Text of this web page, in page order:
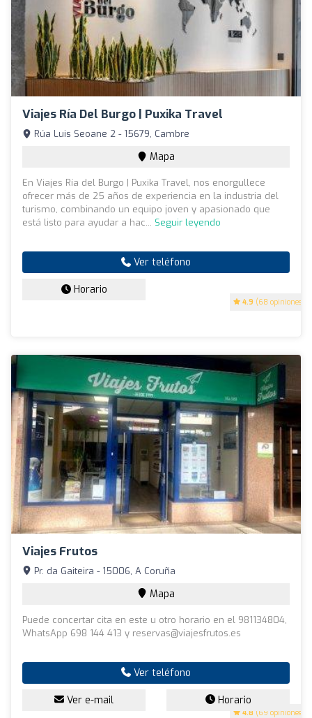
Viajes Ría Del Burgo | Puxika Travel
4.9 (68 opiniones)
Rúa Luis Seoane 2 - 15679, Cambre
Mapa
En Viajes Ría del Burgo | Puxika Travel, nos enorgullece
ofrecer más de 25 años de experiencia en la industria del
turismo, combinando un equipo joven y apasionado que
está listo para ayudar a hac... Seguir leyendo
Ver teléfono
Horario
Viajes Frutos
4.8 (69 opiniones)
Pr. da Gaiteira - 15006, A Coruña
Mapa
Puede concertar cita en este u otro horario en el 981134804,
WhatsApp 698 144 413 y reservas@viajesfrutos.es
Ver teléfono
Ver e-mail Horario